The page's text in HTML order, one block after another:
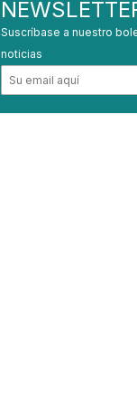
Suscríbase a nuestro
noticias